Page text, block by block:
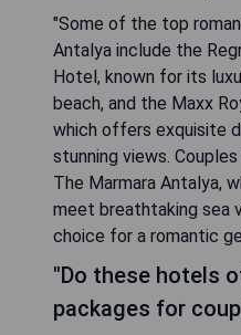
"Some of the top
Antalya include the
Hotel, known for its
beach, and the Maxx
which offers exquisite
stunning views.
The Marmara Antalya,
meet breathtaking sea
choice for a romantic
"Do these hotels
packages for